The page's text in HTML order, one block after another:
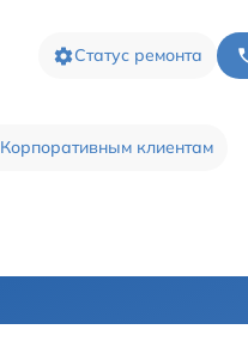
Статус ремонта
Корпоративным клиентам